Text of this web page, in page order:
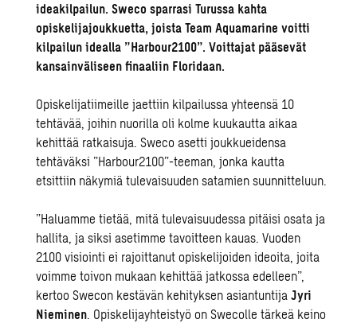
ideakilpailun. Sweco sparrasi Turussa kahta
opiskelijajoukkuetta, joista Team Aquamarine voitti
kilpailun idealla ”Harbour2100”. Voittajat pääsevät
kansainväliseen finaaliin Floridaan.
Opiskelijatiimeille jaettiin kilpailussa yhteensä 10
tehtävää, joihin nuorilla oli kolme kuukautta aikaa
kehittää ratkaisuja. Sweco asetti joukkueidensa
tehtäväksi ”Harbour2100”-teeman, jonka kautta
etsittiin näkymiä tulevaisuuden satamien suunnitteluun.
”Haluamme tietää, mitä tulevaisuudessa pitäisi osata ja
hallita, ja siksi asetimme tavoitteen kauas. Vuoden
2100 visiointi ei rajoittanut opiskelijoiden ideoita, joita
voimme toivon mukaan kehittää jatkossa edelleen”,
kertoo Swecon kestävän kehityksen asiantuntijaJyri
Nieminen. Opiskelijayhteistyö on Swecolle tärkeä keino